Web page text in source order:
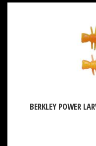
BERKLEY POWER